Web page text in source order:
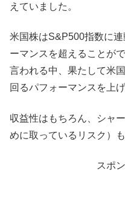
えていました。
米国株はS&P500指数に
ーマンスを超えることが
言われる中、果たして米
回るパフォーマンスを上
収益性はもちろん、シャ
めに取っているリスク）
スポ